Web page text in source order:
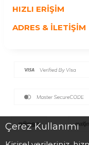
Çerez Kullanımı
HIZLI ERIŞIM
ADRES & İLETIŞIM